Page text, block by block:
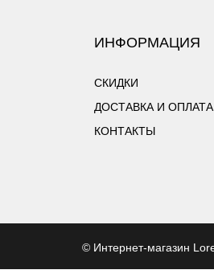
ИНФОРМАЦИЯ
СКИДКИ
ДОСТАВКА И ОПЛАТА
КОНТАКТЫ
© Интернет-магазин